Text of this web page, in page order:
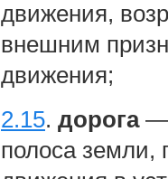
движения,
внешним
движения;
2.15. дорога—
полоса земли,